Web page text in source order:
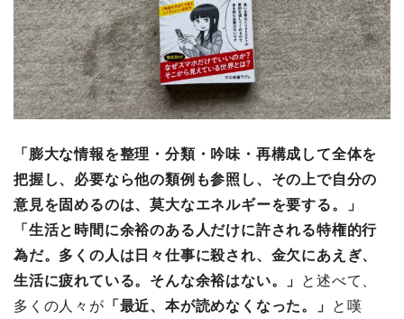
「膨大な情報を整理・分類・吟味・再構成して全体を
把握し、必要なら他の類例も参照し、その上で自分の
意見を固めるのは、莫大なエネルギーを要する。」
「生活と時間に余裕のある人だけに許される特権的行
為だ。多くの人は日々仕事に殺され、金欠にあえぎ、
生活に疲れている。そんな余裕はない。」
と述べて、
多くの人々が 「最近、本が読めなくなった。」
と嘆